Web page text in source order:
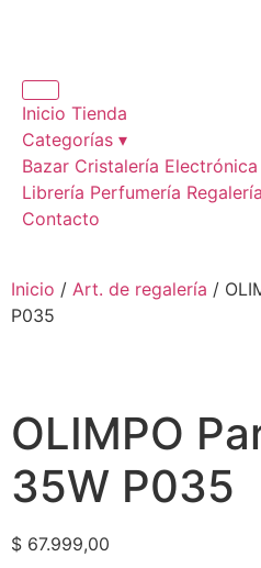
Inicio Tienda
Categorías ▾
Bazar Cristalería Electrónica
Librería Perfumería Regalería
Contacto
Inicio / Art. de regalería /
P035
OLIMPO
35W P035
$ 67.999,00